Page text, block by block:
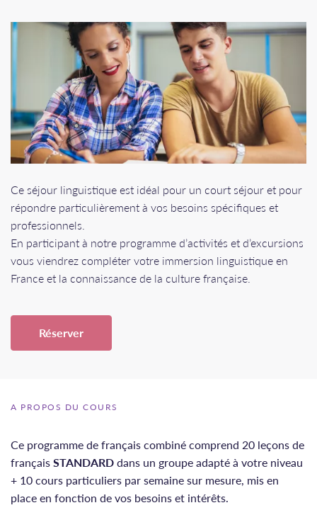
Ce séjour linguistique est idéal pour un court séjour et pour
répondre particulièrement à vos besoins spécifiques et
professionnels.
En participant à notre programme d’activités et d’excursions
vous viendrez compléter votre immersion linguistique en
France et la connaissance de la culture française.
Réserver
A PROPOS DU COURS
Ce programme de français combiné comprend 20 leçons de
françaisSTANDARDdans un groupe adapté à votre niveau
+ 10 cours particuliers par semaine sur mesure, mis en
place en fonction de vos besoins et intérêts.